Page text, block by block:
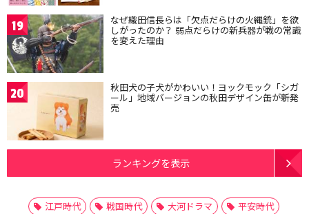
19 なぜ織田信長らは「欠点だらけの火縄銃」を欲
しがったのか？ 弱点だらけの新兵器が戦の常識
を変えた理由
20 秋田犬の子犬がかわいい！ヨックモック「シガ
ール」地域バージョンの秋田デザイン缶が新発
売
ランキングを表示
江戸時代 戦国時代 大河ドラマ
平安時代